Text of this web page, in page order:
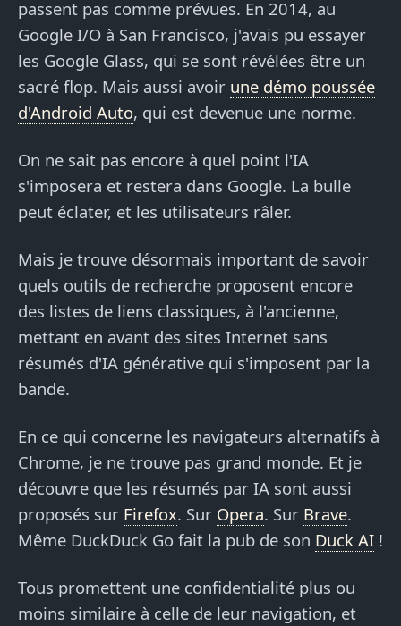
passent pas comme prévues. En 2014, au
Google I/O à San Francisco, j'avais pu essayer
les Google Glass, qui se sont révélées être un
sacré flop. Mais aussi avoir une démo poussée
d'Android Auto, qui est devenue une norme.
On ne sait pas encore à quel point l'IA
s'imposera et restera dans Google. La bulle
peut éclater, et les utilisateurs râler.
Mais je trouve désormais important de savoir
quels outils de recherche proposent encore
des listes de liens classiques, à l'ancienne,
mettant en avant des sites Internet sans
résumés d'IA générative qui s'imposent par la
bande.
En ce qui concerne les navigateurs alternatifs à
Chrome, je ne trouve pas grand monde. Et je
découvre que les résumés par IA sont aussi
proposés sur Firefox. Sur Opera. Sur Brave.
Même DuckDuck Go fait la pub de son Duck AI !
Tous promettent une confidentialité plus ou
moins similaire à celle de leur navigation, et